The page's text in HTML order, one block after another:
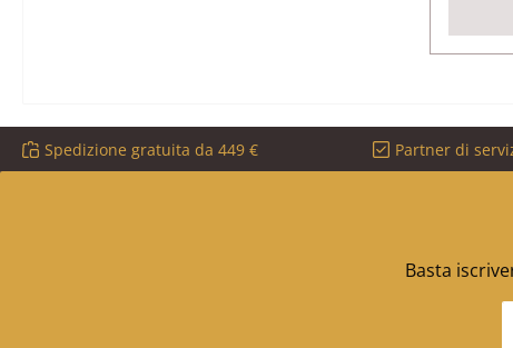
Spedizione gratuita da 449 € Partner di
Basta